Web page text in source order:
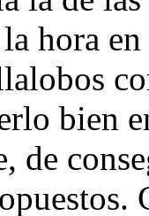
hora
bien
de